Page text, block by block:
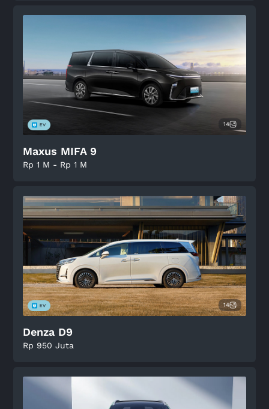
14
Maxus MIFA 9
Rp 1 M - Rp 1 M
14
Denza D9
Rp 950 Juta